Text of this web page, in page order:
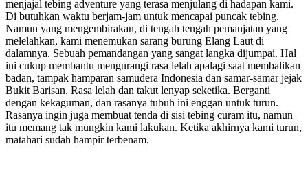
menjajal tebing adventure yang terasa menjulang di hadapan kami.
Di butuhkan waktu berjam-jam untuk mencapai puncak tebing.
Namun yang mengembirakan, di tengah tengah pemanjatan yang
melelahkan, kami menemukan sarang burung Elang Laut di
dalamnya. Sebuah pemandangan yang sangat langka dijumpai. Hal
ini cukup membantu mengurangi rasa lelah apalagi saat membalikan
badan, tampak hamparan samudera Indonesia dan samar-samar jejak
Bukit Barisan. Rasa lelah dan takut lenyap seketika. Berganti
dengan kekaguman, dan rasanya tubuh ini enggan untuk turun.
Rasanya ingin juga membuat tenda di sisi tebing curam itu, namun
itu memang tak mungkin kami lakukan. Ketika akhirnya kami turun,
matahari sudah hampir terbenam.